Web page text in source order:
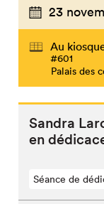
23
Au
#601
Palais des
Sandra
en
Séance de